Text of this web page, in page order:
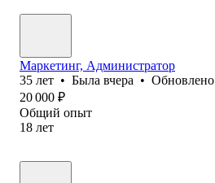
Маркетинг, Администратор
35 лет • Была вчера • Обновлено
20 000 ₽
Общий опыт
18 лет